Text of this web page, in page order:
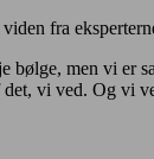
fra
bølge, men vi er
vi ved. Og vi